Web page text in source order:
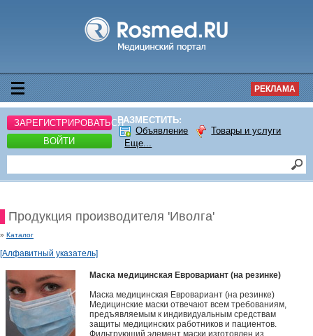
РЕКЛАМА
ЗАРЕГИСТРИРОВАТЬСЯ
ВОЙТИ
РАЗМЕСТИТЬ:
Объявление
Товары и услуги
Еще...
Продукция производителя 'Иволга'
» Каталог
[Алфавитный указатель]
Маска медицинская Евровариант (на резинке)
Маска медицинская Евровариант (на резинке)
Медицинские маски отвечают всем требованиям,
предъявляемым к индивидуальным средствам
защиты медицинских работников и пациентов.
Фильтрующий элемент маски изготовлен из